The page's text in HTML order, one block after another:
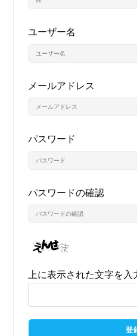
ユーザー名
メールアドレス
パスワード
パスワードの確認
上に表示された文字を入
登